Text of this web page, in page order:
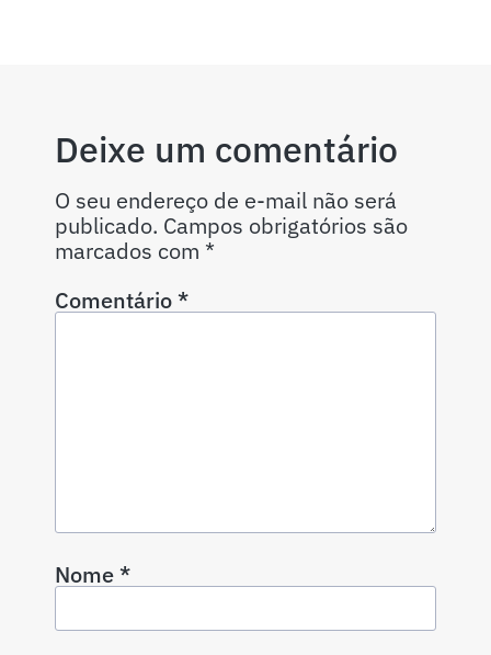
Deixe um comentário
O seu endereço de e-mail não será
publicado. Campos obrigatórios são
marcados com *
Comentário*
Nome*